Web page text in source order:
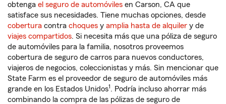
obtenga el seguro de automóviles en Carson, CA que
satisface sus necesidades. Tiene muchas opciones, desde
cobertura contra choques y amplia hasta de alquiler y de
viajes compartidos. Si necesita más que una póliza de seguro
de automóviles para la familia, nosotros proveemos
cobertura de seguro de carros para nuevos conductores,
viajeros de negocios, coleccionistas y más. Sin mencionar que
State Farm es el proveedor de seguro de automóviles más
grande en los Estados Unidos1. Podría incluso ahorrar más
combinando la compra de las pólizas de seguro de